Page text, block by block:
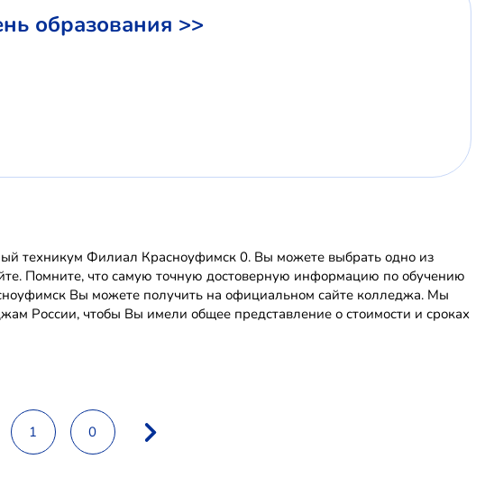
образования >>
техникум Филиал Красноуфимск 0. Вы можете выбрать одно из
Помните, что самую точную достоверную информацию по обучению
Вы можете получить на официальном сайте колледжа. Мы
России, чтобы Вы имели общее представление о стоимости и сроках
1 0